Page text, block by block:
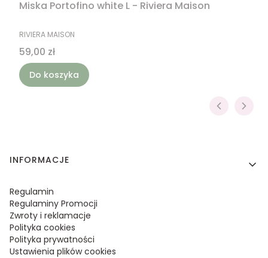
Miska Portofino white L - Riviera Maison
PRODUCENT
RIVIERA MAISON
Cena
59,00 zł
Do koszyka
Linki w stopce
INFORMACJE
Regulamin
Regulaminy Promocji
Zwroty i reklamacje
Polityka cookies
Polityka prywatności
Ustawienia plików cookies